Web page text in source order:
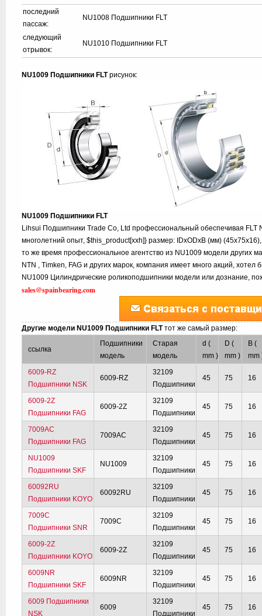
последний
пассаж:
NU1008 Подшипники FLT
следующий
отрывок:
NU1010 Подшипники FLT
NU1009 Подшипники FLTрисунок:
NU1009 Подшипники FLT
Lihsui Подшипники Trade Co, Ltd профессиональный обеспечивая
многолетний опыт, $this_product[xxh]} размер: IDxODxB (мм)
то же время профессиональное агентство из NU1009 модели других
NTN , Timken, FAG и других марок, компания имеет много акций,
NU1009 Цилиндрические роликоподшипники модели или дознание,
sales@spainbearing.com
Другие модели NU1009 Подшипники FLTтот же самый размер:
ссылка
Подшипники
модель
Старая
модель
d (
mm )
D (
mm )
B (
mm
6009-RZ
Подшипники NSK
6009-RZ
32109
Подшипники
45 75 16
6009-2Z
Подшипники FAG
6009-2Z
32109
Подшипники
45 75 16
7009AC
Подшипники FAG
7009AC
32109
Подшипники
45 75 16
NU1009
Подшипники SKF
NU1009
32109
Подшипники
45 75 16
60092RU
Подшипники KOYO
60092RU
32109
Подшипники
45 75 16
7009C
Подшипники SNR
7009C
32109
Подшипники
45 75 16
6009-2Z
Подшипники KOYO
6009-2Z
32109
Подшипники
45 75 16
6009NR
Подшипники SKF
6009NR
32109
Подшипники
45 75 16
6009 Подшипники
NSK
6009
32109
Подшипники
45 75 16